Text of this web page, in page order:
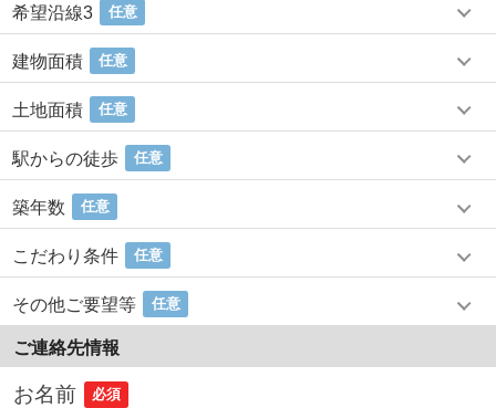
希望沿線3 任意
建物面積 任意
土地面積 任意
駅からの徒歩 任意
築年数 任意
こだわり条件 任意
その他ご要望等 任意
ご連絡先情報
お名前 必須